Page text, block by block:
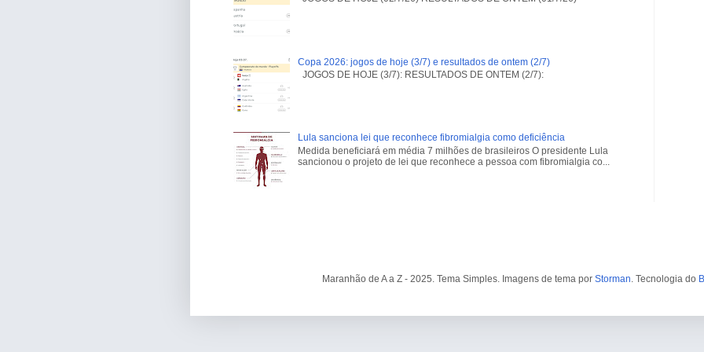
Copa 2026: jogos de hoje (3/7) e resultados de ontem (2/7)
JOGOS DE HOJE (3/7): RESULTADOS DE ONTEM (2/7):
Lula sanciona lei que reconhece fibromialgia como deficiência
Medida beneficiará em média 7 milhões de brasileiros O presidente Lula
sancionou o projeto de lei que reconhece a pessoa com fibromialgia co...
Maranhão de A a Z - 2025. Tema Simples. Imagens de tema por Storman . Tecnologia do